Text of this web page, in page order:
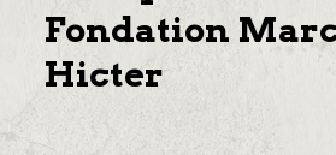
Fondation
Hicter